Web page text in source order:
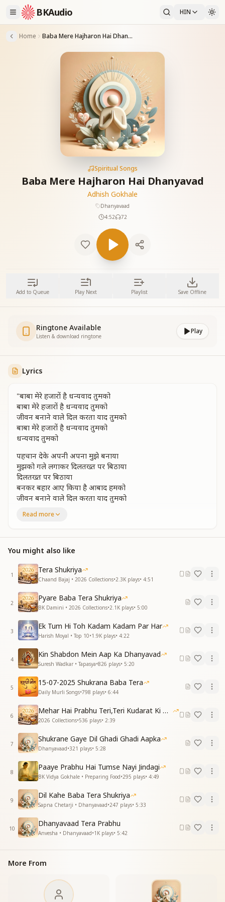
BKAudio HIN
Home Baba Mere Hajharon Hai Dhanyavad
Spiritual Songs
Baba Mere Hajharon Hai Dhanyavad
Adhish Gokhale
Dhanyavaad
4:52
72
Add to Queue Play Next Playlist Save Offline
Ringtone Available
Listen & download ringtone
Play
Lyrics
"बाबा मेरे हजारों है धन्यवाद तुमको
बाबा मेरे हजारों है धन्यवाद तुमको
जीवन बनाने वाले दिल करता याद तुमको
बाबा मेरे हजारों है धन्यवाद तुमको
धन्यवाद तुमको
पहचान देके अपनी अपना मुझे बनाया
मुझको गले लगाकर दिलतख्त पर बिठाया
दिलतख्त पर बिठाया
बनकर बहार आए किया है आबाद हमको
जीवन बनाने वाले दिल करता याद तुमको
धन्यवाद तुमको
मुश्किल के वक्त तुम ही आकर मुझे मिले हो
ले हाथ थाम मेरा मंजिल पे ले चले हो
मंजिल पे ले चले हो
एहसान किया है कितना
दिया आपने साथ हमको
जीवन बनाने वाले दिल करता याद तुमको
बाबा मेरे हजारों है धन्यवाद तुमको
धन्यवाद तुमको
खुदसा बनाने की ये बाबा सदा तुम्हारी
लगती बड़ी है प्यारी हमे हर अदा तुम्हारी
हमे हर अदा तुम्हारी
संग संग चलेंगे देकर हाथो में हाथ तुमको
जीवन बनाने वाले दिल करता याद तुमको
बाबा मेरे हजारों है धन्यवाद तुमको
धन्यवाद तुमको
धन्यवाद तुमको
धन्यवाद तुमको "
Read more
You might also like
1
Tera Shukriya
Chaand Bajaj • 2026 Collections•2.3K plays• 4:51
2
Pyare Baba Tera Shukriya
BK Damini • 2026 Collections•2.1K plays• 5:00
3
Ek Tum Hi Toh Kadam Kadam Par Har
Harish Moyal • Top 10•1.9K plays• 4:22
4
Kin Shabdon Mein Aap Ka Dhanyavad
Suresh Wadkar • Tapasya•826 plays• 5:20
5
15-07-2025 Shukrana Baba Tera
Daily Murli Songs•798 plays• 6:44
6
Mehar Hai Prabhu Teri,Teri Kudarat Ki Meharbani
2026 Collections•536 plays• 2:39
7
Shukrane Gaye Dil Ghadi Ghadi Aapka
Dhanyavaad•321 plays• 5:28
8
Paaye Prabhu Hai Tumse Nayi Jindagi
BK Vidya Gokhale • Preparing Food•295 plays• 4:49
9
Dil Kahe Baba Tera Shukriya
Sapna Chetarji • Dhanyavaad•247 plays• 5:33
10
Dhanyavaad Tera Prabhu
Anvesha • Dhanyavaad•1K plays• 5:42
More From